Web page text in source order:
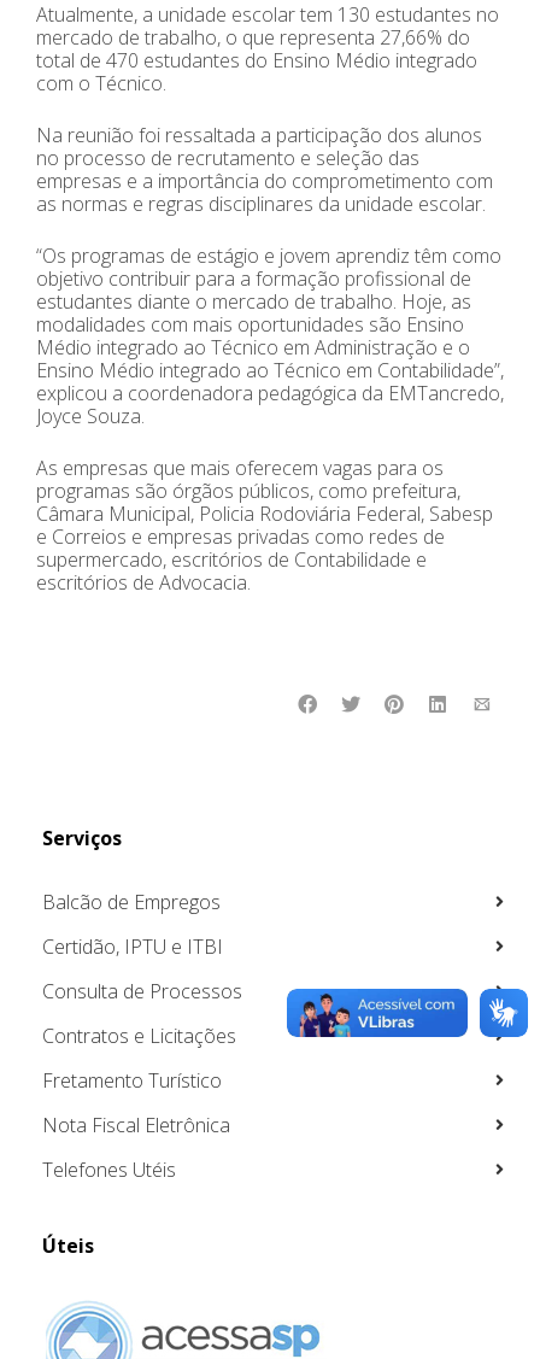
Atualmente, a unidade escolar tem 130 estudantes no
mercado de trabalho, o que representa 27,66% do
total de 470 estudantes do Ensino Médio integrado
com o Técnico.
Na reunião foi ressaltada a participação dos alunos
no processo de recrutamento e seleção das
empresas e a importância do comprometimento com
as normas e regras disciplinares da unidade escolar.
“Os programas de estágio e jovem aprendiz têm como
objetivo contribuir para a formação profissional de
estudantes diante o mercado de trabalho. Hoje, as
modalidades com mais oportunidades são Ensino
Médio integrado ao Técnico em Administração e o
Ensino Médio integrado ao Técnico em Contabilidade”,
explicou a coordenadora pedagógica da EMTancredo,
Joyce Souza.
As empresas que mais oferecem vagas para os
programas são órgãos públicos, como prefeitura,
Câmara Municipal, Policia Rodoviária Federal, Sabesp
e Correios e empresas privadas como redes de
supermercado, escritórios de Contabilidade e
escritórios de Advocacia.
Serviços
Balcão de Empregos
Certidão, IPTU e ITBI
Consulta de Processos
Contratos e Licitações
Fretamento Turístico
Nota Fiscal Eletrônica
Telefones Utéis
Úteis